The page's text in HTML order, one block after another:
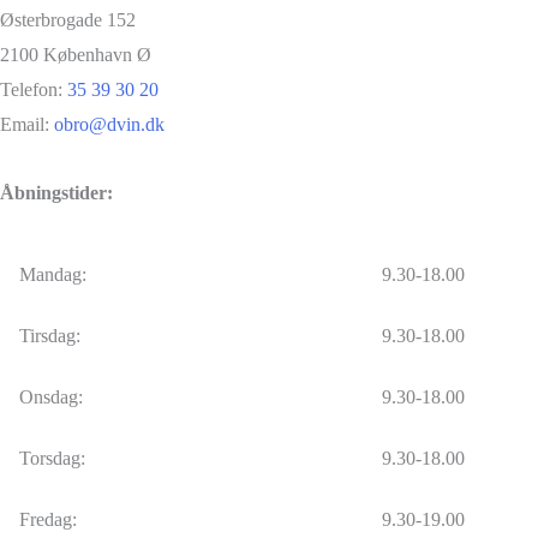
Østerbrogade 152
2100 København Ø
Telefon: 35 39 30 20
Email: obro@dvin.dk
Åbningstider:
Mandag: 9.30-18.00
Tirsdag: 9.30-18.00
Onsdag: 9.30-18.00
Torsdag: 9.30-18.00
Fredag: 9.30-19.00